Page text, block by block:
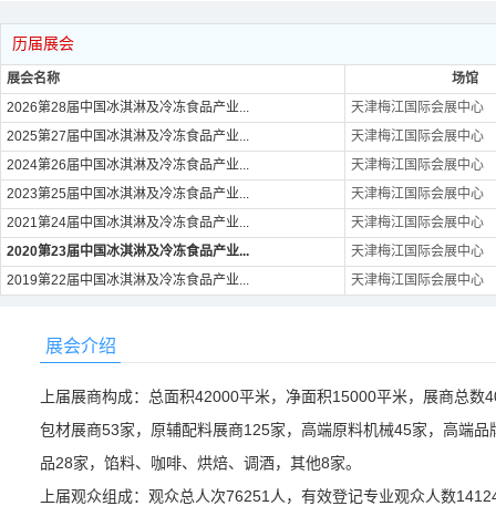
历届展会
展会名称
场馆
2026第28届中国冰淇淋及冷冻食品产业...
天津梅江国际会展中心
2025第27届中国冰淇淋及冷冻食品产业...
天津梅江国际会展中心
2024第26届中国冰淇淋及冷冻食品产业...
天津梅江国际会展中心
2023第25届中国冰淇淋及冷冻食品产业...
天津梅江国际会展中心
2021第24届中国冰淇淋及冷冻食品产业...
天津梅江国际会展中心
2020第23届中国冰淇淋及冷冻食品产业...
天津梅江国际会展中心
2019第22届中国冰淇淋及冷冻食品产业...
天津梅江国际会展中心
展会介绍
上届展商构成：总面积42000平米，净面积15000平米，展商总
包材展商53家，原辅配料展商125家，高端原料机械45家，高端
品28家，馅料、咖啡、烘焙、调酒，其他8家。
上届观众组成：观众总人次76251人，有效登记专业观众人数